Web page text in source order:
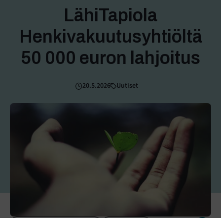
LähiTapiola
Henkivakuutusyhtiöltä
50 000 euron lahjoitus
20.5.2026 Uutiset